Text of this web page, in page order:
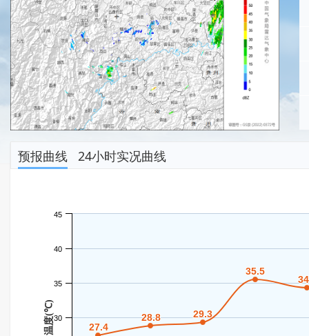
预报曲线 24小时实况曲线
温度(℃) 27.4
27.4
28.8
28.8 29.3
29.3
35.5
35.5
30
35
40
45